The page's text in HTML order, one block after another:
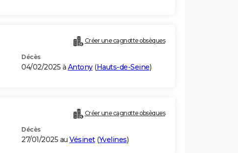
Créer une cagnotte obsèques
Décès
04/02/2025 à Antony(Hauts-de-Seine)
Créer une cagnotte obsèques
Décès
27/01/2025 au Vésinet(Yvelines)